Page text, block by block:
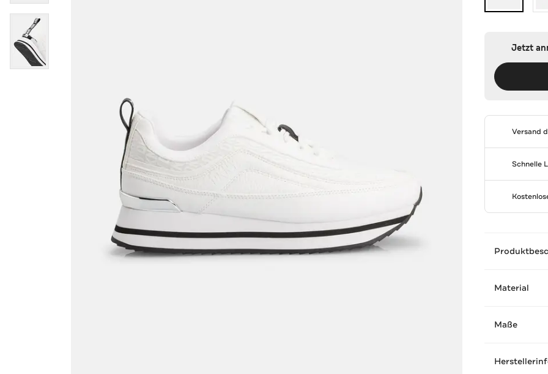
Jetzt
Versand
Schnelle
Material
Maße